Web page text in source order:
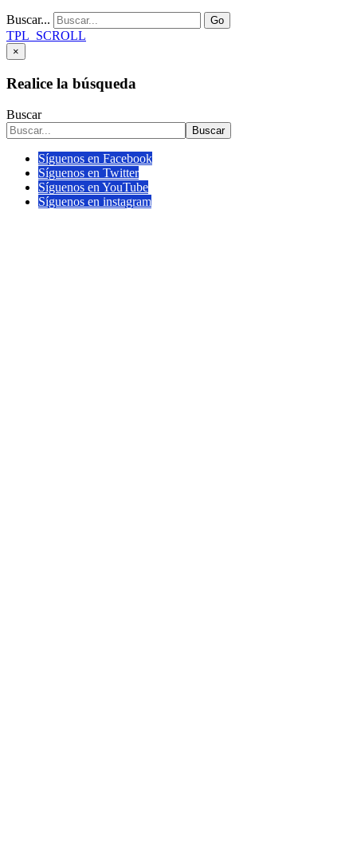
Buscar... Go
TPL_SCROLL
×
Realice la búsqueda
Buscar
Buscar
Síguenos en Facebook
Síguenos en Twitter
Síguenos en YouTube
Síguenos en instagram